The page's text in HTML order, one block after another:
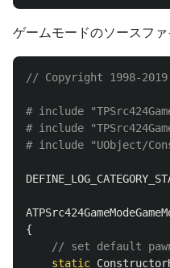
ゲームモードのソースフ
// Copyright 1998-
# include
# include
{
// set default
static